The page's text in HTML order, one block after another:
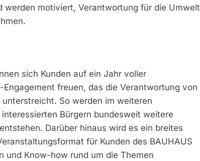
werden motiviert, Verantwortung für die Umwelt
sich Kunden auf ein Jahr voller
freuen, das die Verantwortung von
So werden im weiteren
Bürgern bundesweit weitere
Darüber hinaus wird es ein breites
für Kunden des BAUHAUS
und Know-how rund um die Themen